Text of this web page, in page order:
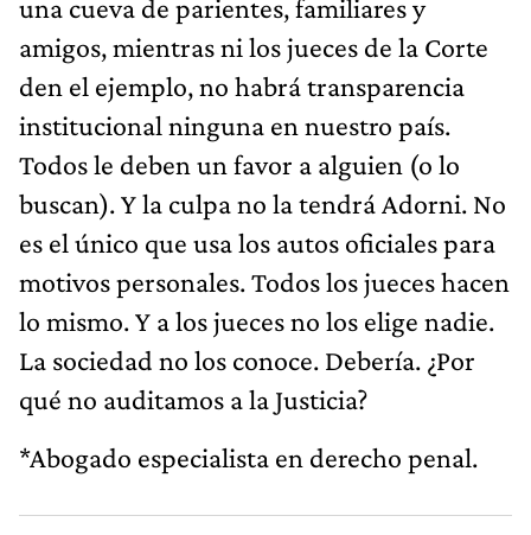
una cueva de parientes, familiares y
amigos, mientras ni los jueces de la Corte
den el ejemplo, no habrá transparencia
institucional ninguna en nuestro país.
Todos le deben un favor a alguien (o lo
buscan). Y la culpa no la tendrá Adorni. No
es el único que usa los autos oficiales para
motivos personales. Todos los jueces hacen
lo mismo. Y a los jueces no los elige nadie.
La sociedad no los conoce. Debería. ¿Por
qué no auditamos a la Justicia?
*Abogado especialista en derecho penal.